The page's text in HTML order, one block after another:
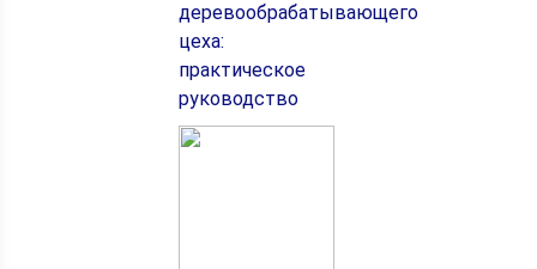
деревообрабатывающего
цеха:
практическое
руководство